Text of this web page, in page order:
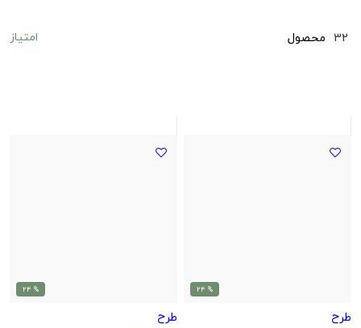
32 محصول امتیاز
% 24
طرح
% 24
طرح